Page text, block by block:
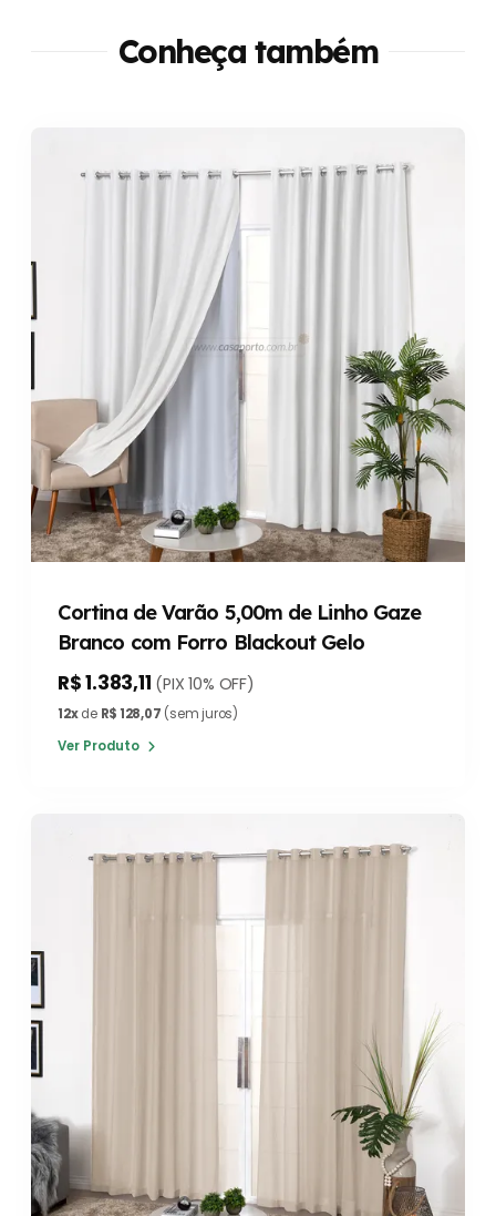
Conheça também
Cortina de Varão 5,00m de Linho Gaze
Branco com Forro Blackout Gelo
R$ 1.383,11 (PIX 10% OFF)
12xde R$ 128,07 (sem juros)
Ver Produto